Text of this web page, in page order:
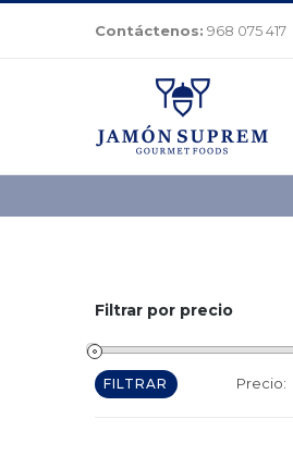
Contáctenos: 968 075 417
Filtrar por precio
FILTRAR Precio: